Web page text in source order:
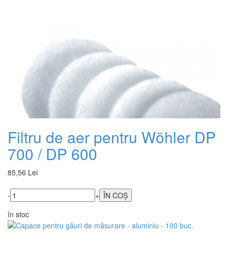
Filtru de aer pentru Wöhler DP
700 / DP 600
85,56 Lei
-
+
în stoc